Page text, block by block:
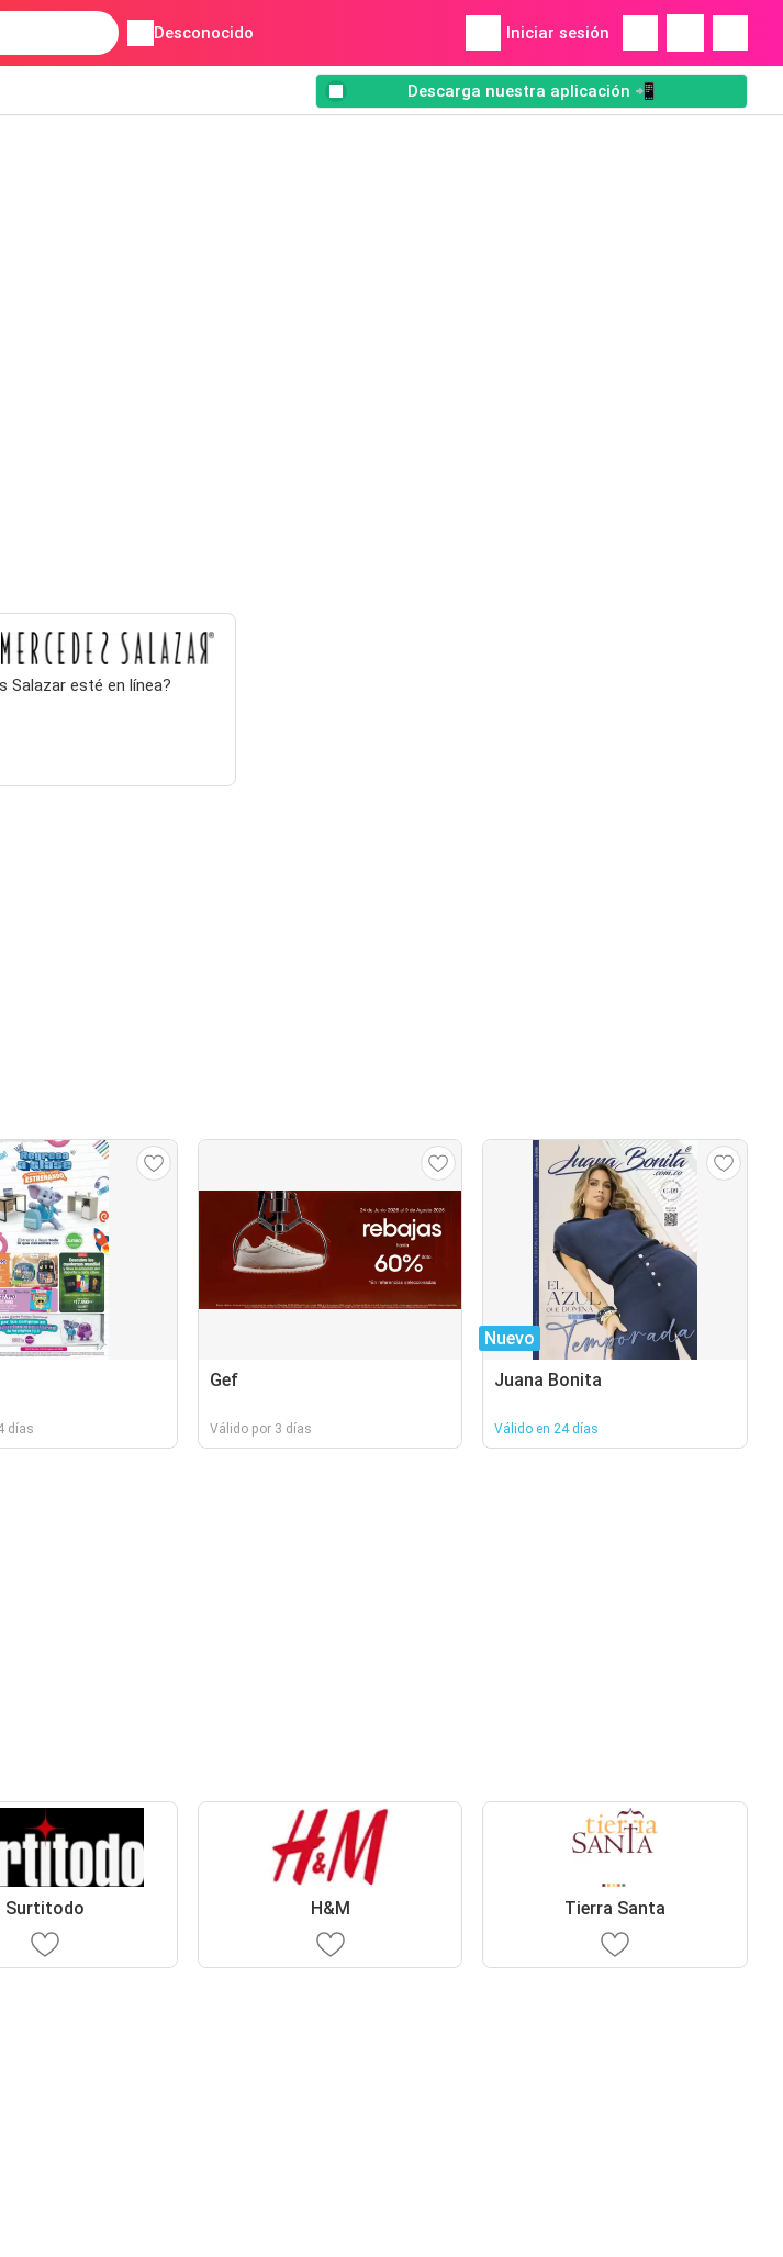
Desconocido Iniciar sesión
Descarga nuestra aplicación 📲
Salazar esté en línea?
días
Gef
Válido por 3 días
Nuevo
Juana Bonita
Válido en 24 días
Surtitodo H&M Tierra Santa